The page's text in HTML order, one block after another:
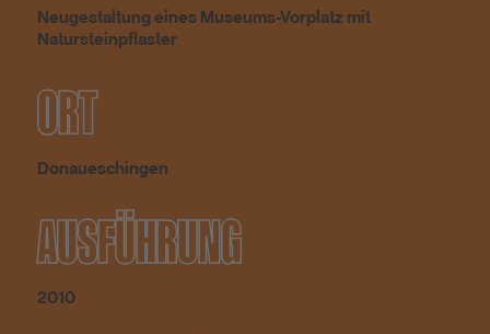
Neugestaltung eines Museums-Vorplatz mit
Natursteinpflaster
ORT
Donaueschingen
AUSFÜHRUNG
2010